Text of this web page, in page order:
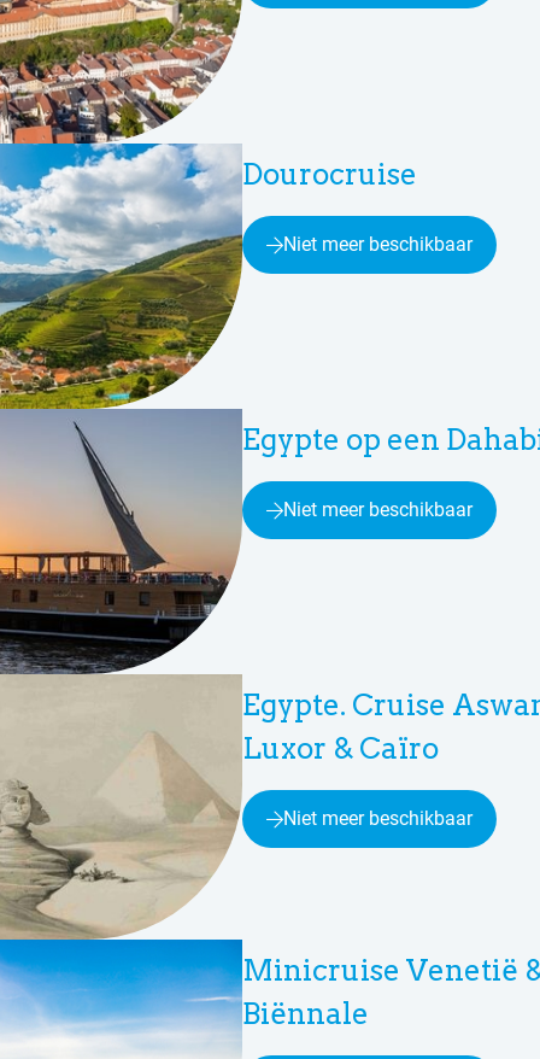
Dourocruise
Niet meer beschikbaar
Egypte op een
Niet meer beschikbaar
Egypte. Cruise
Luxor & Caïro
Niet meer beschikbaar
Minicruise Venetië
Biënnale